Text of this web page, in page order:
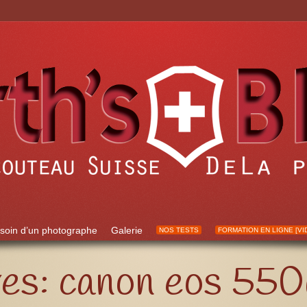
d’un photographe Galerie NOS TESTS FORMATION EN LIGNE
canon eos